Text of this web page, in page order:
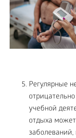
Регулярные
учебной
отдыха может